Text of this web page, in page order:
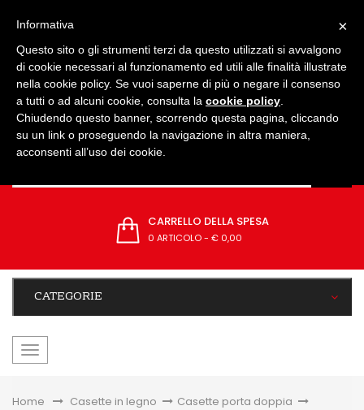
CARRELLO DELLA SPESA
0 ARTICOLO- € 0,00
CATEGORIE
navigazione
Home &gt;Casette in legno > Casette porta doppia >
×
Informativa
Questo sito o gli strumenti terzi da questo utilizzati si avvalgono
di cookie necessari al funzionamento ed utili alle finalità illustrate
nella cookie policy. Se vuoi saperne di più o negare il consenso
a tutti o ad alcuni cookie, consulta la cookie policy
Chiudendo questo banner, scorrendo questa pagina, cliccando
su un link o proseguendo la navigazione in altra maniera,
acconsenti all’uso dei cookie.